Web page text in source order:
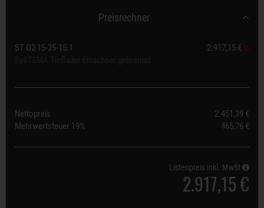
Preisrechner
ST O2 15-25-15.1
2.917,15 €
Nettopreis
2.451,39 €
Mehrwertsteuer 19% 465,76 €
Listenpreis inkl. MwSt
2.917,15 €